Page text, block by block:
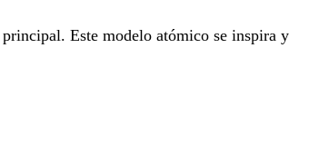
Este modelo atómico se inspira y